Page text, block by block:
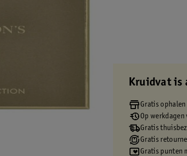
Kruidvat is
Gratis
Op
Gratis
Gratis
Gratis punten